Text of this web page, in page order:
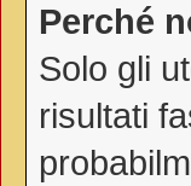
Perché
Solo gli
risultati